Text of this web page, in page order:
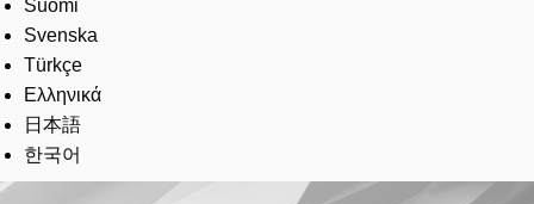
Suomi
Svenska
Türkçe
Ελληνικά
日本語
한국어